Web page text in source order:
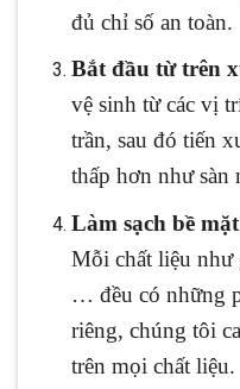
đủ chỉ số an toàn.
Bắt đầu từ trên
vệ sinh từ các vị
trần, sau đó tiến
thấp hơn như sàn
Làm sạch bề
Mỗi chất liệu như
… đều có những
riêng, chúng tôi
trên mọi chất liệu.